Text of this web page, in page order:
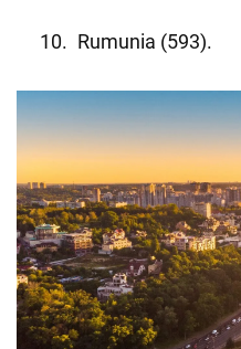
Rumunia (593).